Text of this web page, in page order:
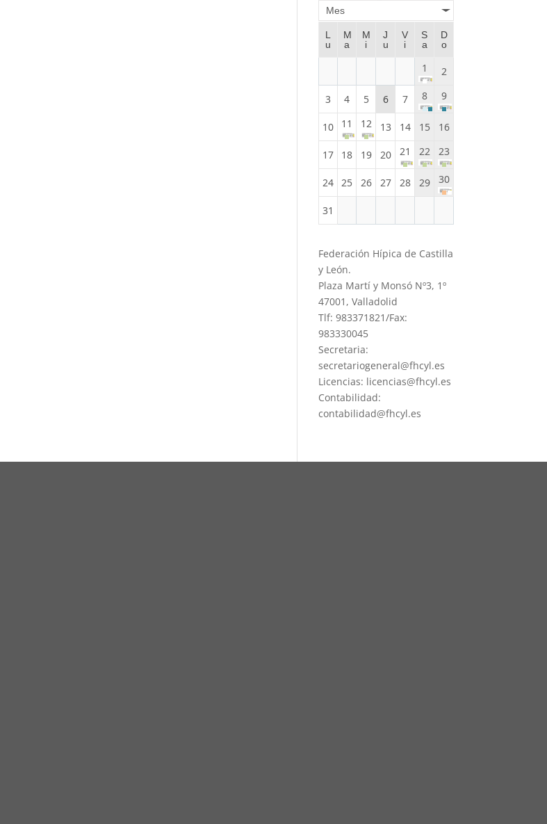
Mes
L
u
M
a
M
i
J
u
V
i
S
a
D
o
1 2
3 4 5 6 7 8 9
10 11 12 13 14 15 16
17 18 19 20 21 22 23
24 25 26 27 28 29 30
31
Federación Hípica de Castilla
y León.
Plaza Martí y Monsó Nº3, 1º
47001, Valladolid
Tlf: 983371821/Fax:
983330045
Secretaria:
secretariogeneral@fhcyl.es
Licencias: licencias@fhcyl.es
Contabilidad:
contabilidad@fhcyl.es